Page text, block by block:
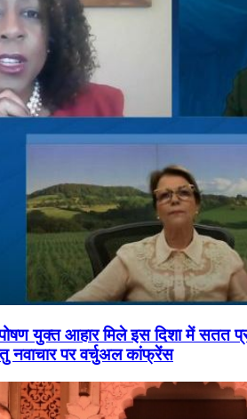
युक्त आहार मिले इस दिशा में सतत
नवाचार पर वर्चुअल कांफ्रेंस